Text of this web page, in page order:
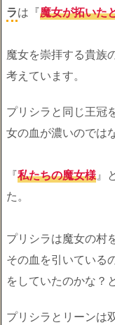
ラは『魔女が拓いた
魔女を崇拝する貴族
考えています。
プリシラと同じ王冠
女の血が濃いのでは
『私たちの魔女様』
た。
プリシラは魔女の村
その血を引いている
をしていたのかな？と
プリシラとリーンは